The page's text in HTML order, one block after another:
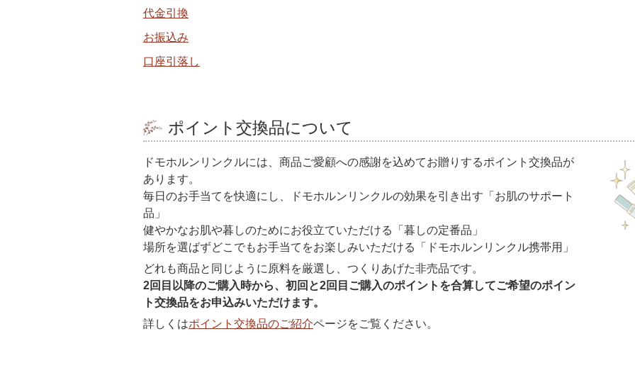
代金引換
お振込み
口座引落し
ポイント交換品について
ドモホルンリンクルには、商品ご愛顧への感謝を込めてお贈りするポイント交換品が
あります。
毎日のお手当てを快適にし、ドモホルンリンクルの効果を引き出す「お肌のサポート
品」
健やかなお肌や暮しのためにお役立ていただける「暮しの定番品」
場所を選ばずどこでもお手当てをお楽しみいただける「ドモホルンリンクル携帯用」
どれも商品と同じように原料を厳選し、つくりあげた非売品です。
2回目以降のご購入時から、初回と2回目ご購入のポイントを合算してご希望のポイン
ト交換品をお申込みいただけます。
詳しくはポイント交換品のご紹介ページをご覧ください。